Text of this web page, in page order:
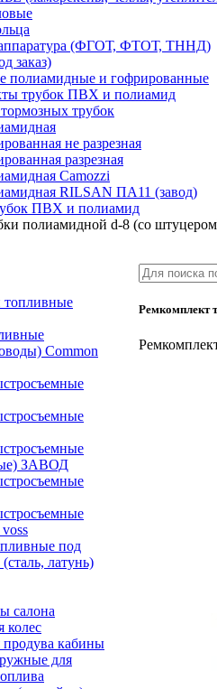
(ФГОТ, ФТОТ, ТННД)
заказ)
полиамидные и гофрированные
трубок ПВХ и полиамид
трубок
не разрезная
разрезная
Camozzi
RILSAN ПА11 (завод)
ПВХ и полиамид
полиамидной d-8 (со
топливные
Common
ЗАВОД
под
латунь)
салона
колес
кабины
для
Ремкомплект